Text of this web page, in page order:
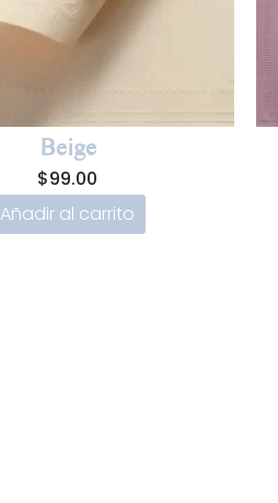
Beige
$99.00
Añadir al carrito